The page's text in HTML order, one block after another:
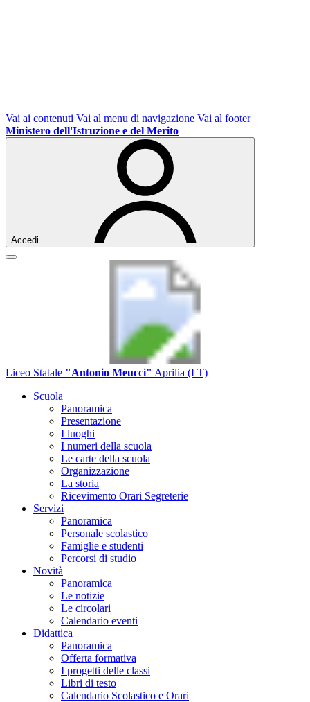
Vai ai contenuti Vai al menu di navigazione Vai al footer
Ministero dell'Istruzione e del Merito
Accedi
Liceo Statale "Antonio Meucci" Aprilia (LT)
Scuola
Panoramica
Presentazione
I luoghi
I numeri della scuola
Le carte della scuola
Organizzazione
La storia
Ricevimento Orari Segreterie
Servizi
Panoramica
Personale scolastico
Famiglie e studenti
Percorsi di studio
Novità
Panoramica
Le notizie
Le circolari
Calendario eventi
Didattica
Panoramica
Offerta formativa
I progetti delle classi
Libri di testo
Calendario Scolastico e Orari